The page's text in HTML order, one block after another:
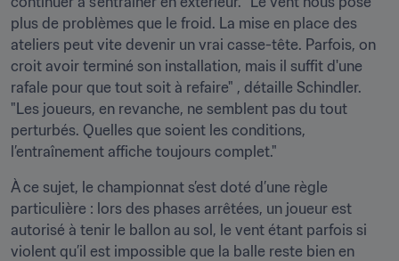
plus de problèmes que le froid. La mise en place des
ateliers peut vite devenir un vrai casse-tête. Parfois, on
croit avoir terminé son installation, mais il suffit d'une
rafale pour que tout soit à refaire" , détaille Schindler.
"Les joueurs, en revanche, ne semblent pas du tout
perturbés. Quelles que soient les conditions,
l’entraînement affiche toujours complet."
À ce sujet, le championnat s’est doté d’une règle
particulière : lors des phases arrêtées, un joueur est
autorisé à tenir le ballon au sol, le vent étant parfois si
violent qu’il est impossible que la balle reste bien en